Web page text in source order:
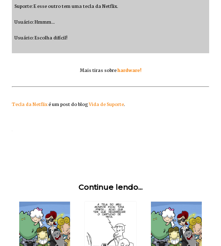
Suporte: E esse outro tem uma tecla da Netflix.
Usuário: Hmmm…
Usuário: Escolha difícil!
Mais tiras sobrehardware!
Tecla da Netflix é um post do blogVida de Suporte
Continue lendo...